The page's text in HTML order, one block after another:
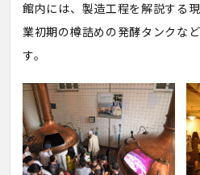
館内には、製造工程を解説する
業初期の樽詰めの発酵タンクな
す。